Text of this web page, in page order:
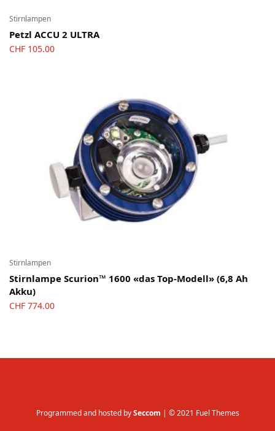
Stirnlampen
Petzl ACCU 2 ULTRA
CHF 105.00
Stirnlampen
Stirnlampe Scurion™ 1600 «das Top-Modell» (6,8 Ah
Akku)
CHF 774.00
Programmed and hosted bySeccom | © 2021 Fuel Themes